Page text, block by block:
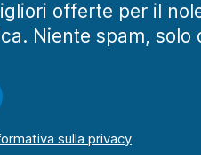
offerte per il
Niente spam,